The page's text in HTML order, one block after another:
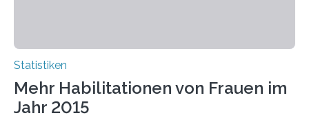
Statistiken
Mehr Habilitationen von Frauen im
Jahr 2015